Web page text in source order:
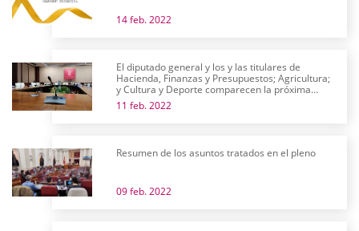
14 feb. 2022
El diputado general y los y las titulares de
Hacienda, Finanzas y Presupuestos; Agricultura;
y Cultura y Deporte comparecen la próxima
semana en comisión
11 feb. 2022
Resumen de los asuntos tratados en el pleno
09 feb. 2022